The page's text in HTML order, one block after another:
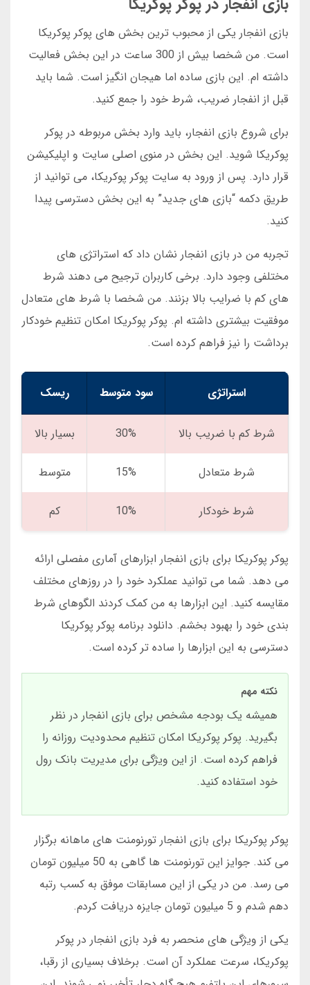
بازی انفجار یکی از محبوب ترین بخش های پوکر پوکریکا
است. من شخصا بیش از 300 ساعت در این بخش فعالیت
داشته ام. این بازی ساده اما هیجان انگیز است. شما باید
قبل از انفجار ضریب، شرط خود را جمع کنید.
برای شروع بازی انفجار، باید وارد بخش مربوطه در پوکر
پوکریکا شوید. این بخش در منوی اصلی سایت و اپلیکیشن
قرار دارد. پس از ورود به سایت پوکر پوکریکا، می توانید از
طریق دکمه “بازی های جدید” به این بخش دسترسی پیدا
کنید.
تجربه من در بازی انفجار نشان داد که استراتژی های
مختلفی وجود دارد. برخی کاربران ترجیح می دهند شرط
های کم با ضرایب بالا بزنند. من شخصا با شرط های متعادل
موفقیت بیشتری داشته ام. پوکر پوکریکا امکان تنظیم خودکار
برداشت را نیز فراهم کرده است.
استراتژی سود متوسط ریسک
شرط کم با ضریب بالا 30% بسیار بالا
شرط متعادل 15% متوسط
شرط خودکار 10% کم
پوکر پوکریکا برای بازی انفجار ابزارهای آماری مفصلی ارائه
می دهد. شما می توانید عملکرد خود را در روزهای مختلف
مقایسه کنید. این ابزارها به من کمک کردند الگوهای شرط
بندی خود را بهبود بخشم. دانلود برنامه پوکر پوکریکا
دسترسی به این ابزارها را ساده تر کرده است.
نکته مهم
همیشه یک بودجه مشخص برای بازی انفجار در نظر
بگیرید. پوکر پوکریکا امکان تنظیم محدودیت روزانه را
فراهم کرده است. از این ویژگی برای مدیریت بانک رول
خود استفاده کنید.
پوکر پوکریکا برای بازی انفجار تورنومنت های ماهانه برگزار
می کند. جوایز این تورنومنت ها گاهی به 50 میلیون تومان
می رسد. من در یکی از این مسابقات موفق به کسب رتبه
دهم شدم و 5 میلیون تومان جایزه دریافت کردم.
یکی از ویژگی های منحصر به فرد بازی انفجار در پوکر
پوکریکا، سرعت عملکرد آن است. برخلاف بسیاری از رقبا،